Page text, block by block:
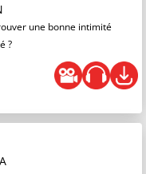
une bonne intimité
?